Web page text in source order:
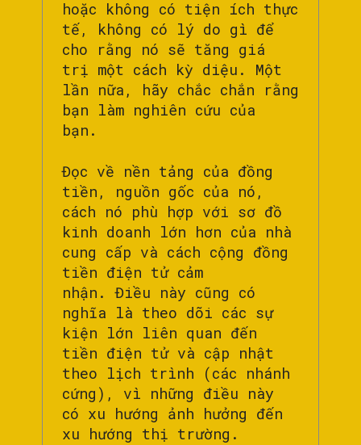
hoặc không có tiện ích thực
tế, không có lý do gì để
cho rằng nó sẽ tăng giá
trị một cách kỳ diệu. Một
lần nữa, hãy chắc chắn rằng
bạn làm nghiên cứu của
bạn.
Đọc về nền tảng của đồng
tiền, nguồn gốc của nó,
cách nó phù hợp với sơ đồ
kinh doanh lớn hơn của nhà
cung cấp và cách cộng đồng
tiền điện tử cảm
nhận. Điều này cũng có
nghĩa là theo dõi các sự
kiện lớn liên quan đến
tiền điện tử và cập nhật
theo lịch trình (các nhánh
cứng), vì những điều này
có xu hướng ảnh hưởng đến
xu hướng thị trường.